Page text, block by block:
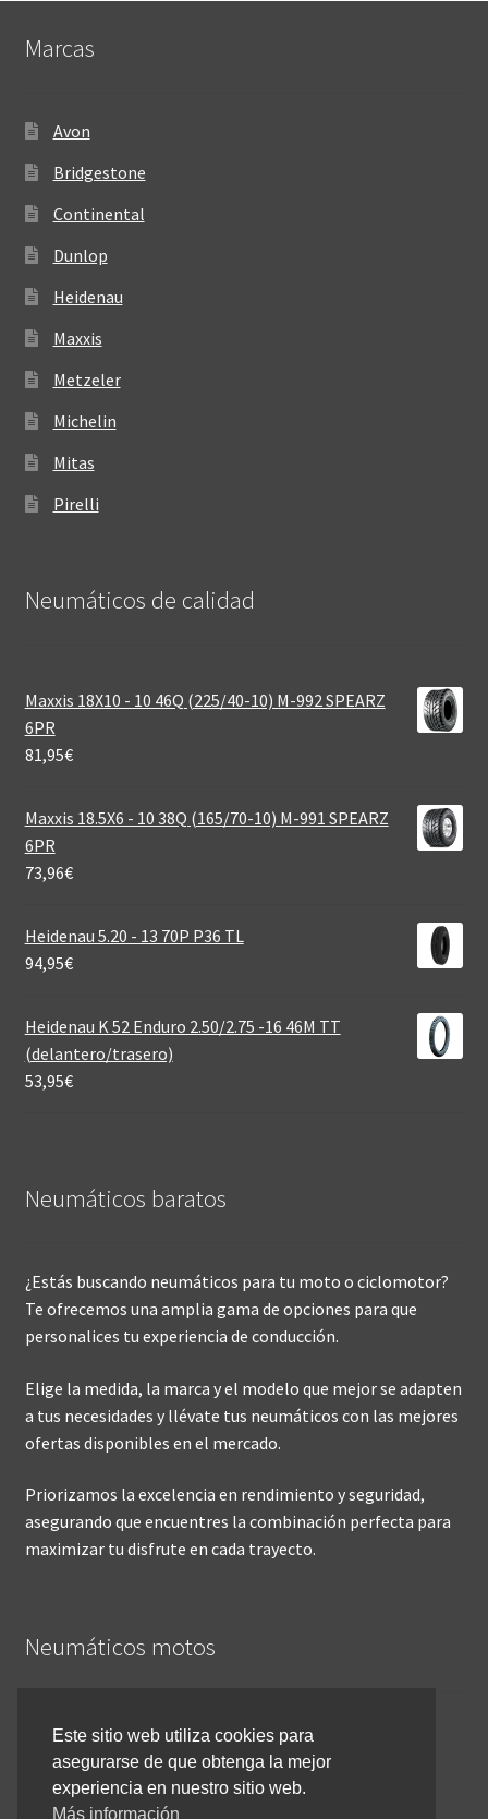
Marcas
Avon
Bridgestone
Continental
Dunlop
Heidenau
Maxxis
Metzeler
Michelin
Mitas
Pirelli
Neumáticos de calidad‎
Maxxis 18X10 - 10 46Q (225/40-10) M-992 SPEARZ
6PR
81,95€
Maxxis 18.5X6 - 10 38Q (165/70-10) M-991 SPEARZ
6PR
73,96€
Heidenau 5.20 - 13 70P P36 TL
94,95€
Heidenau K 52 Enduro 2.50/2.75 -16 46M TT
(delantero/trasero)
53,95€
Neumáticos baratos
¿Estás buscando neumáticos para tu moto o ciclomotor?
Te ofrecemos una amplia gama de opciones para que
personalices tu experiencia de conducción.
Elige la medida, la marca y el modelo que mejor se adapten
a tus necesidades y llévate tus neumáticos con las mejores
ofertas disponibles en el mercado.
Priorizamos la excelencia en rendimiento y seguridad,
asegurando que encuentres la combinación perfecta para
maximizar tu disfrute en cada trayecto.
Neumáticos motos
Inicio
Cómo comprar online
Devoluciones y reembolsos
Este sitio web utiliza cookies para
asegurarse de que obtenga la mejor
experiencia en nuestro sitio web.
Más información